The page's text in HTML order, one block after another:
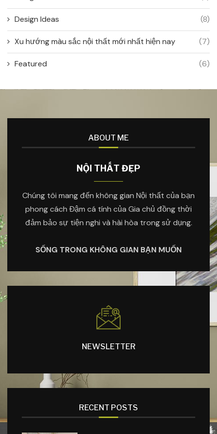
Design Ideas (8)
Xu hướng màu sắc nội thất mới nhất hiện nay (7)
Featured (6)
ABOUT ME
NỘI THẤT ĐẸP
Chúng tôi mang đến không gian Nội thất của bạn
phong cách Đậm cá tính của Gia chủ đồng thời
đảm bảo sự tiện nghi và hài hòa trong sử dụng.
SỐNG TRONG KHÔNG GIAN BẠN MUỐN
NEWSLETTER
RECENT POSTS